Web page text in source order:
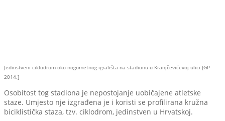
Jedinstveni ciklodrom oko nogometnog igrališta na stadionu u Kranjčevićevoj ulici [GP
2014.]
Osobitost tog stadiona je nepostojanje uobičajene atletske
staze. Umjesto nje izgrađena je i koristi se profilirana kružna
biciklistička staza, tzv. ciklodrom, jedinstven u Hrvatskoj.